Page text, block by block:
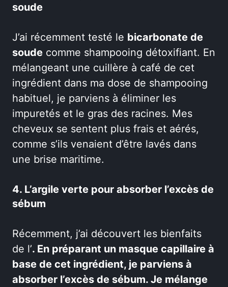
soude
J’ai récemment testé le bicarbonate de
soude comme shampooing détoxifiant. En
mélangeant une cuillère à café de cet
ingrédient dans ma dose de shampooing
habituel, je parviens à éliminer les
impuretés et le gras des racines. Mes
cheveux se sentent plus frais et aérés,
comme s’ils venaient d’être lavés dans
une brise maritime.
4. L’argile verte pour absorber l’excès de
sébum
Récemment, j’ai découvert les bienfaits
de l’. En préparant un masque capillaire à
base de cet ingrédient, je parviens à
absorber l’excès de sébum. Je mélange